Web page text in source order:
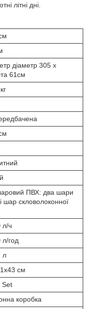
літні дні.
діаметр 305 x
61см
ПВХ: два шари
шар скловолоконної
л/ч
л/год
л
см
Set
коробка